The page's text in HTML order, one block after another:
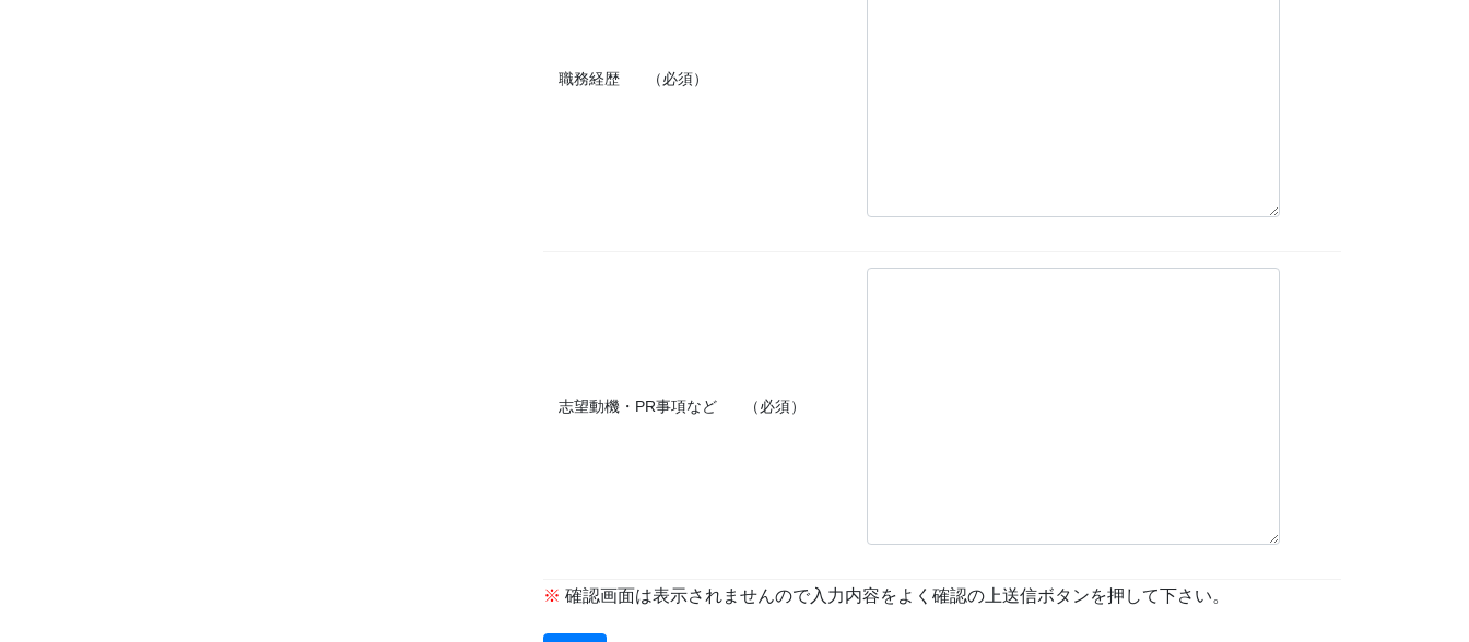
職務経歴 （必須）
志望動機・PR事項など （必須）
※ 確認画面は表示されませんので入力内容をよく確認の上送信ボタンを押して下さい。